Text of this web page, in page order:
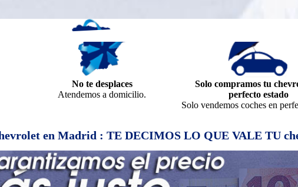
No te desplaces
Atendemos a domicilio.
Solo compramos tu
perfecto estado
Solo vendemos coches en
en Madrid : TE DECIMOS LO QUE VALE TU